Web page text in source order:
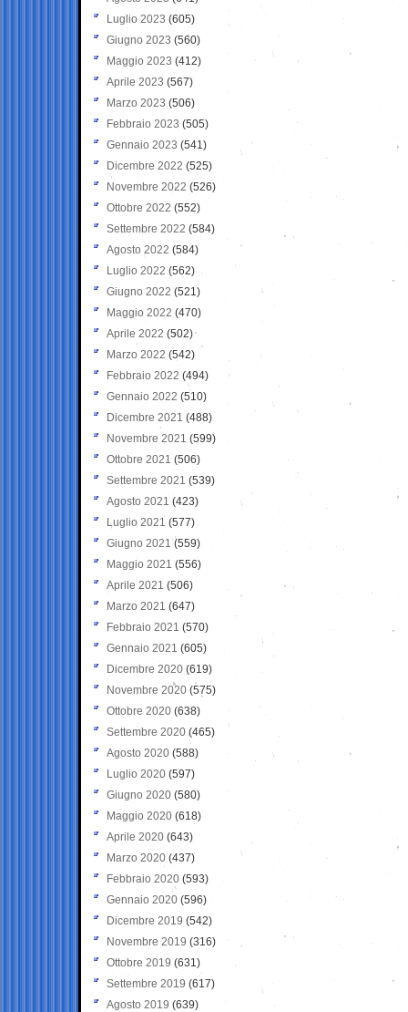
Luglio 2023 (605)
Giugno 2023 (560)
Maggio 2023 (412)
Aprile 2023 (567)
Marzo 2023 (506)
Febbraio 2023 (505)
Gennaio 2023 (541)
Dicembre 2022 (525)
Novembre 2022 (526)
Ottobre 2022 (552)
Settembre 2022 (584)
Agosto 2022 (584)
Luglio 2022 (562)
Giugno 2022 (521)
Maggio 2022 (470)
Aprile 2022 (502)
Marzo 2022 (542)
Febbraio 2022 (494)
Gennaio 2022 (510)
Dicembre 2021 (488)
Novembre 2021 (599)
Ottobre 2021 (506)
Settembre 2021 (539)
Agosto 2021 (423)
Luglio 2021 (577)
Giugno 2021(559)
Maggio 2021 (556)
Aprile 2021 (506)
Marzo 2021 (647)
Febbraio 2021 (570)
Gennaio 2021 (605)
Dicembre 2020 (619)
Novembre 2020 (575)
Ottobre 2020 (638)
Settembre 2020(465)
Agosto 2020 (588)
Luglio 2020 (597)
Giugno 2020 (580)
Maggio 2020 (618)
Aprile 2020 (643)
Marzo 2020 (437)
Febbraio 2020 (593)
Gennaio 2020 (596)
Dicembre 2019 (542)
Novembre 2019 (316)
Ottobre 2019 (631)
Settembre 2019 (617)
Agosto 2019 (639)